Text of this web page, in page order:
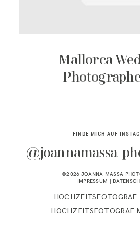
Mallorca
FINDE MICH AUF
©2026 JOANNA MASSA
IMPRESSUM |
HOCHZEITSFOTOGRAF
HOCHZEITSFOTOGRAF